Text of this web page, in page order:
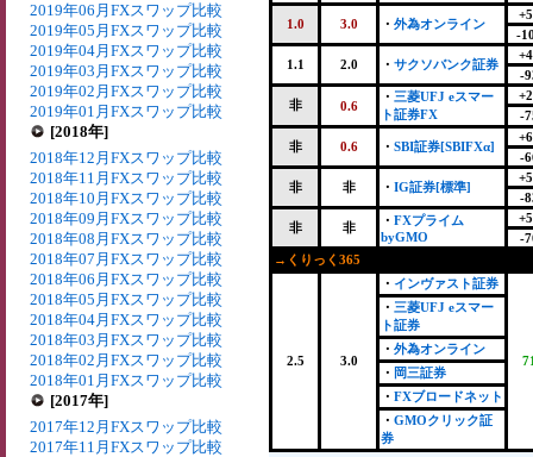
2019年06月FXスワップ比較
2019年05月FXスワップ比較
2019年04月FXスワップ比較
2019年03月FXスワップ比較
2019年02月FXスワップ比較
2019年01月FXスワップ比較
[2018年]
2018年12月FXスワップ比較
2018年11月FXスワップ比較
2018年10月FXスワップ比較
2018年09月FXスワップ比較
2018年08月FXスワップ比較
2018年07月FXスワップ比較
2018年06月FXスワップ比較
2018年05月FXスワップ比較
2018年04月FXスワップ比較
2018年03月FXスワップ比較
2018年02月FXスワップ比較
2018年01月FXスワップ比較
[2017年]
2017年12月FXスワップ比較
2017年11月FXスワップ比較
1.0 3.0 ・ 外為オンライン
-
1.1 2.0 ・ サクソバンク証券
-
非 0.6
・ 三菱UFJ eスマー
ト証券FX
-
非 0.6 ・ SBI証券[SBIFXα]
-
非 非 ・ IG証券[標準]
-
非 非 ・ FXプライム
byGMO
-
→くりっく365
2.5 3.0
・ インヴァスト証券
・ 三菱UFJ eスマー
ト証券
・ 外為オンライン
・ 岡三証券
・ FXブロードネット
・ GMOクリック証
券